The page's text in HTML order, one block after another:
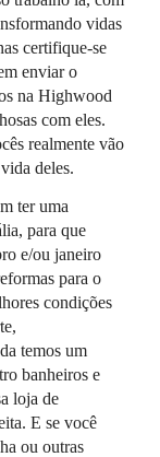
vidas
certifique-se
enviar o
na Highwood
com eles.
realmente vão
deles.
ter uma
para que
e/ou janeiro
para o
condições
temos um
banheiros e
loja de
E se você
ou outras